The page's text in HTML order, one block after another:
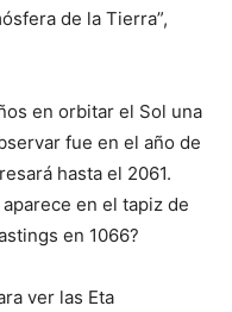
de la Tierra”,
en orbitar el Sol una
fue en el año de
hasta el 2061.
en el tapiz de
en 1066?
ver las Eta